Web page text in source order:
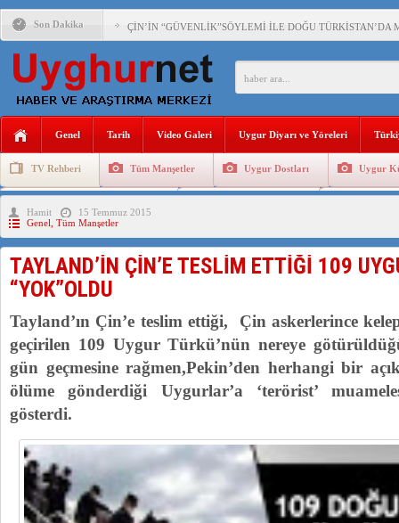
Son Dakika ÇİN’İN “GÜVENLİK”SÖYLEMİ İLE DOĞU TÜRKİSTAN’DA
PAKİSTAN,AFGANİSTAN’DA YAŞAYAN UYGURLARA
ANAHTAR PARTİ GENEL BAŞKANI AĞIRALİOĞLU :
ÇİN’İN DOĞU TÜRKİSTAN’DAKİ UYGULAMALARI
150 YILDIR KAYNAYAN YARAMIZ : ÇİN İŞGALİNDEKİ
ÇİN’İN UYGUR POLİTİKALARINI ÖVEN DİYANET
MHP’DEN URUMÇİ KATLİAMI MESAJİ : 05.07.2009
Genel Tarih Video Galeri Uygur Diyarı ve Yöreleri
TV Rehberi Tüm Manşetler Uygur Dostları Uygur
Uygurlarda Düğün ve Cenaze
Hamit
15 Temmuz 2015
Genel Tüm Manşetler
TAYLAND’İN ÇİN’E TESLİM ETTİĞİ 109
“YOK”OLDU
Tayland’ın Çin’e teslim ettiği, Çin askerlerince
geçirilen 109 Uygur Türkü’nün nereye
gün geçmesine rağmen,Pekin’den herhangi bir
ölüme gönderdiği Uygurlar’a ‘terörist’
gösterdi.